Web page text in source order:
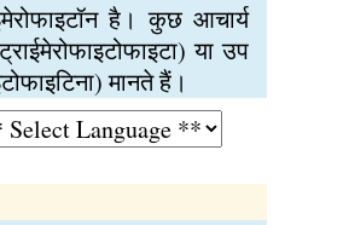
है। कुछ आचार्य
या उप
मानते हैं।